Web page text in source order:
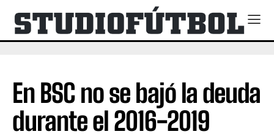
En BSC no se bajó la deuda
durante el 2016-2019